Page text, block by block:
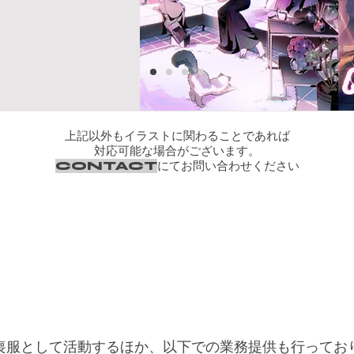
上記以外もイラストに関わることであれば
対応可能な場合がございます。
CONTACTにてお問い合わせください
服として活動するほか、​以下での業務提供も行ってお